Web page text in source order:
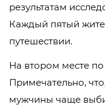
результатам
Каждый пятый
путешествии.
На втором месте по
Примечательно,
мужчины чаще